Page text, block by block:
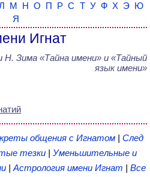
М Н О П Р С Т У Ф Х Э Ю
Я
Игнат
Н. Зима «Тайна имени» и «Тайный
язык имени»
общения с Игнатом | След
тезки | Уменьшительные и
| Астрология имени Игнат | Все